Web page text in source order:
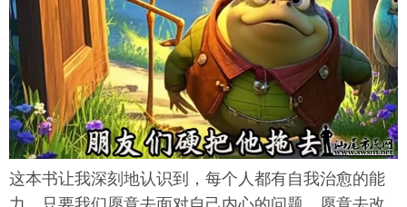
这本书让我深刻地认识到，每个人都有自我治愈的能